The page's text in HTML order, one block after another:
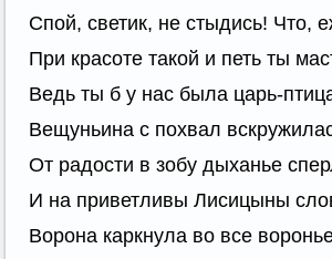
Спой, светик, не стыдись! Что,
При красоте такой и петь ты
Ведь ты б у нас была царь-
Вещуньина с похвал
От радости в зобу дыханье
И на приветливы Лисицыны
Ворона каркнула во все